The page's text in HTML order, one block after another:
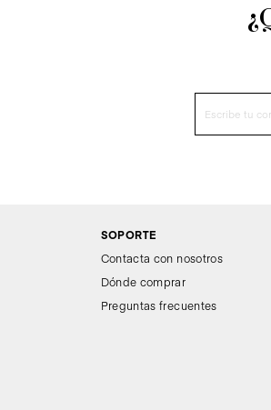
SOPORTE
Contacta con nosotros
Dónde comprar
Preguntas frecuentes